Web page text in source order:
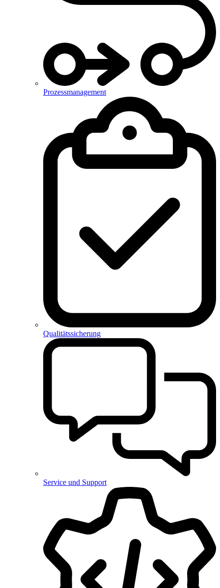
Prozessmanagement
Qualitätssicherung
Service und Support